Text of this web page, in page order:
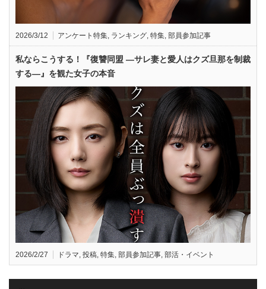
2026/3/12 アンケート特集, ランキング, 特集, 部員参加記事
私ならこうする！『復讐同盟 —サレ妻と愛人はクズ旦那を制裁
する—』を観た女子の本音
2026/2/27 ドラマ, 投稿, 特集, 部員参加記事, 部活・イベント